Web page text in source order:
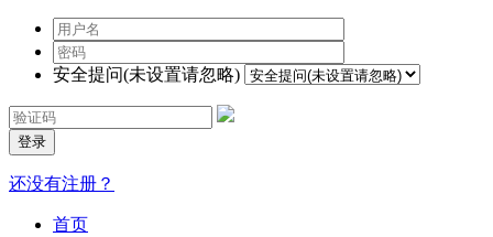
安全提问(未设置请忽略)
登录
还没有注册？
首页